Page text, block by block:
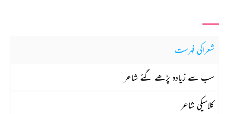
شعراکی فہرست
سب سے زیادہ پڑھے گئے شاعر
کلاسیکی شاعر